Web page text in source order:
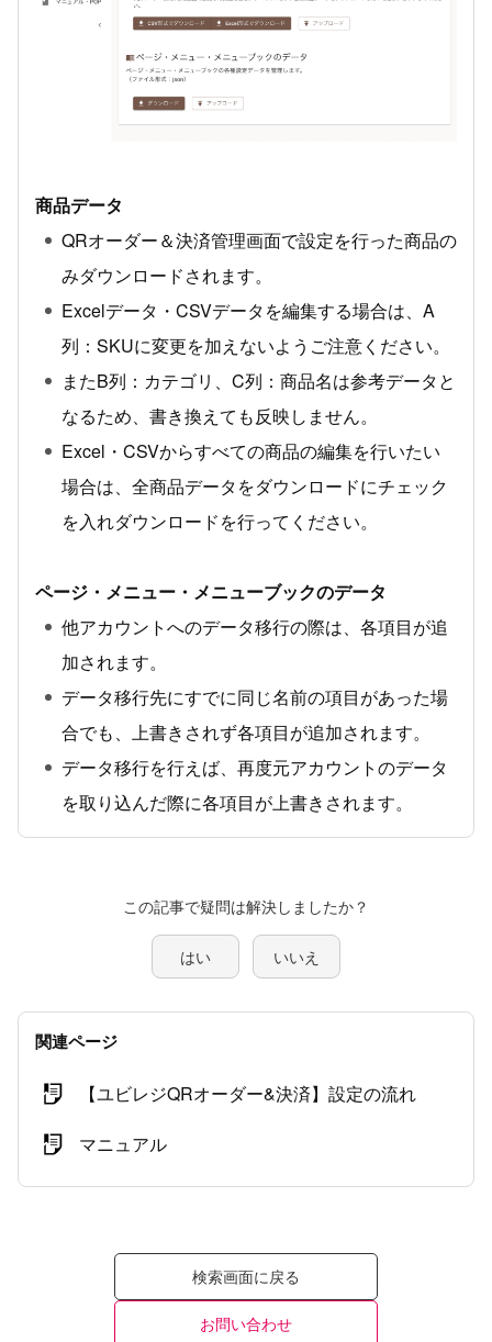
商品データ
QRオーダー＆決済管理画面で設定を行った商品の
みダウンロードされます。
Excelデータ・CSVデータを編集する場合は、A
列：SKUに変更を加えないようご注意ください。
またB列：カテゴリ、C列：商品名は参考データと
なるため、書き換えても反映しません。
Excel・CSVからすべての商品の編集を行いたい
場合は、全商品データをダウンロードにチェック
を入れダウンロードを行ってください。
ページ・メニュー・メニューブックのデータ
他アカウントへのデータ移行の際は、各項目が追
加されます。
データ移行先にすでに同じ名前の項目があった場
合でも、上書きされず各項目が追加されます。
データ移行を行えば、再度元アカウントのデータ
を取り込んだ際に各項目が上書きされます。
この記事で疑問は解決しましたか？
はい いいえ
関連ページ
【ユビレジQRオーダー&決済】設定の流れ
マニュアル
検索画面に戻る
お問い合わせ